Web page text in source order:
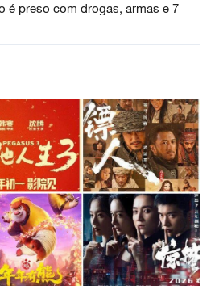
é preso com drogas, armas e 7